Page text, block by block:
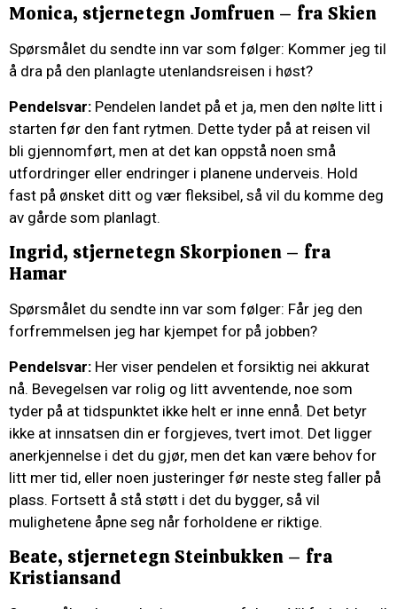
Monica, stjernetegn Jomfruen – fra Skien
Spørsmålet du sendte inn var som følger: Kommer jeg til
å dra på den planlagte utenlandsreisen i høst?
Pendelsvar: Pendelen landet på et ja, men den nølte litt i
starten før den fant rytmen. Dette tyder på at reisen vil
bli gjennomført, men at det kan oppstå noen små
utfordringer eller endringer i planene underveis. Hold
fast på ønsket ditt og vær fleksibel, så vil du komme deg
av gårde som planlagt.
Ingrid, stjernetegn Skorpionen – fra
Hamar
Spørsmålet du sendte inn var som følger: Får jeg den
forfremmelsen jeg har kjempet for på jobben?
Pendelsvar: Her viser pendelen et forsiktig nei akkurat
nå. Bevegelsen var rolig og litt avventende, noe som
tyder på at tidspunktet ikke helt er inne ennå. Det betyr
ikke at innsatsen din er forgjeves, tvert imot. Det ligger
anerkjennelse i det du gjør, men det kan være behov for
litt mer tid, eller noen justeringer før neste steg faller på
plass. Fortsett å stå støtt i det du bygger, så vil
mulighetene åpne seg når forholdene er riktige.
Beate, stjernetegn Steinbukken – fra
Kristiansand